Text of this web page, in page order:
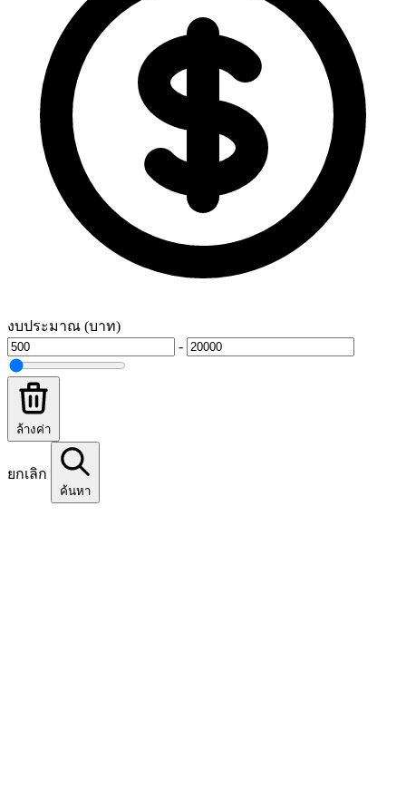
งบประมาณ (บาท)
-
ล้างค่า
ยกเลิก
ค้นหา